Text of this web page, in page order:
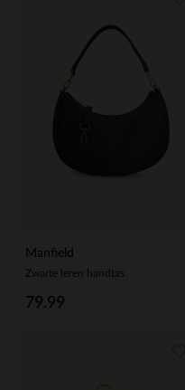
Manfield
Zwarte leren handtas
79.99